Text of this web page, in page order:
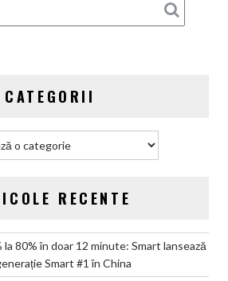
pentru
bateriile
în
CATEGORII
RECENTE
la 80% în doar 12 minute: Smart lansează
Smart #1 în China